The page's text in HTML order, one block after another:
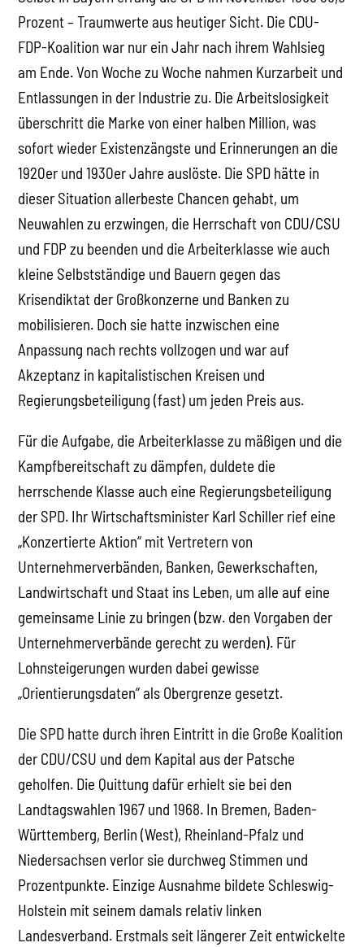
Prozent – Traumwerte aus heutiger Sicht. Die CDU-
FDP-Koalition war nur ein Jahr nach ihrem Wahlsieg
am Ende. Von Woche zu Woche nahmen Kurzarbeit und
Entlassungen in der Industrie zu. Die Arbeitslosigkeit
überschritt die Marke von einer halben Million, was
sofort wieder Existenzängste und Erinnerungen an die
1920er und 1930er Jahre auslöste. Die SPD hätte in
dieser Situation allerbeste Chancen gehabt, um
Neuwahlen zu erzwingen, die Herrschaft von CDU/CSU
und FDP zu beenden und die Arbeiterklasse wie auch
kleine Selbstständige und Bauern gegen das
Krisendiktat der Großkonzerne und Banken zu
mobilisieren. Doch sie hatte inzwischen eine
Anpassung nach rechts vollzogen und war auf
Akzeptanz in kapitalistischen Kreisen und
Regierungsbeteiligung (fast) um jeden Preis aus.
Für die Aufgabe, die Arbeiterklasse zu mäßigen und die
Kampfbereitschaft zu dämpfen, duldete die
herrschende Klasse auch eine Regierungsbeteiligung
der SPD. Ihr Wirtschaftsminister Karl Schiller rief eine
„Konzertierte Aktion“ mit Vertretern von
Unternehmerverbänden, Banken, Gewerkschaften,
Landwirtschaft und Staat ins Leben, um alle auf eine
gemeinsame Linie zu bringen (bzw. den Vorgaben der
Unternehmerverbände gerecht zu werden). Für
Lohnsteigerungen wurden dabei gewisse
„Orientierungsdaten“ als Obergrenze gesetzt.
Die SPD hatte durch ihren Eintritt in die Große Koalition
der CDU/CSU und dem Kapital aus der Patsche
geholfen. Die Quittung dafür erhielt sie bei den
Landtagswahlen 1967 und 1968. In Bremen, Baden-
Württemberg, Berlin (West), Rheinland-Pfalz und
Niedersachsen verlor sie durchweg Stimmen und
Prozentpunkte. Einzige Ausnahme bildete Schleswig-
Holstein mit seinem damals relativ linken
Landesverband. Erstmals seit längerer Zeit entwickelte